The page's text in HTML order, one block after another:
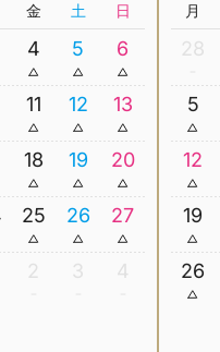
金 土 日
4 5 6
11 12 13
18 19 20
25 26 27
2 3 4
月
28
5
12
19
26